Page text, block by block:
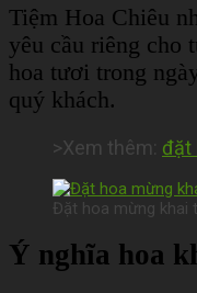
Tiệm Hoa Chiêu
yêu cầu riêng cho
hoa tươi trong
quý khách.
>Xem thêm: đặt
Đặt hoa mừng khai
Ý nghĩa hoa